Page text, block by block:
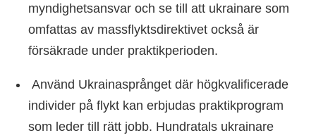
myndighetsansvar och se till att ukrainare som
omfattas av massflyktsdirektivet också är
försäkrade under praktikperioden.
Använd Ukrainasprånget där högkvalificerade
individer på flykt kan erbjudas praktikprogram
som leder till rätt jobb. Hundratals ukrainare